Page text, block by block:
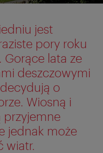
jest
pory roku
lata ze
deszczowymi
o
Wiosną i
przyjemne
jednak może
wiatr.